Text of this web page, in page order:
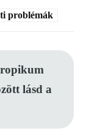
problémák
lásd a